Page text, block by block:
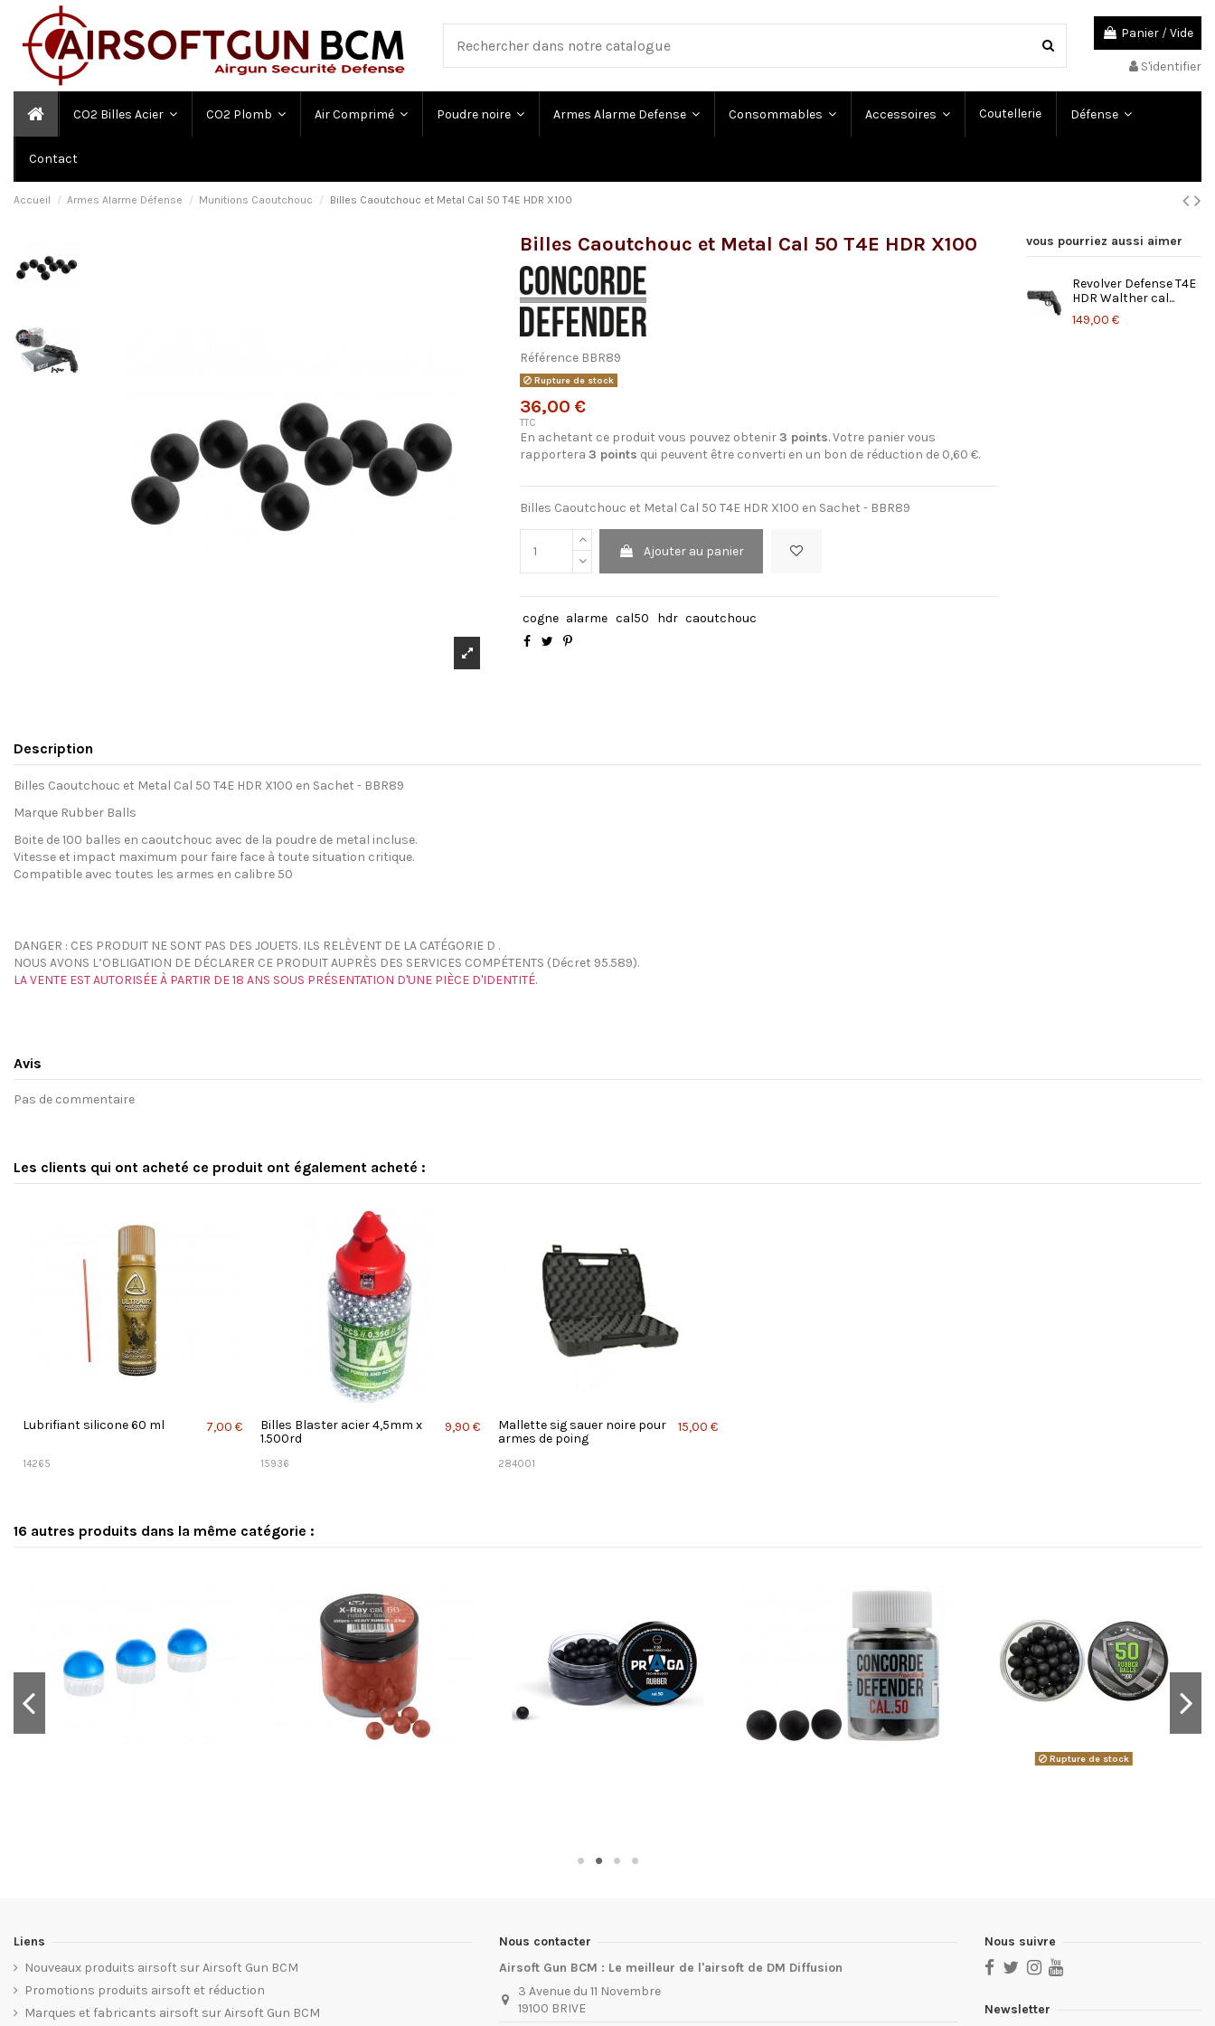
Panier /Vide
S'identifier
CO2 Billes Acier CO2 Plomb Air Comprimé Poudre noire Armes Alarme Defense Consommables Accessoires Coutellerie Défense
Contact
Accueil Armes Alarme Défense Munitions Caoutchouc Billes Caoutchouc et Metal Cal 50 T4E HDR X100
Billes Caoutchouc et Metal Cal 50 T4E HDR X100
Référence BBR89
Rupture de stock
36,00 €
TTC
En achetant ce produit vous pouvez obtenir3 points. Votre panier vous
rapportera 3 points qui peuvent être converti en un bon de réduction de 0,60 €.
Billes Caoutchouc et Metal Cal 50 T4E HDR X100 en Sachet - BBR89
Ajouter au panier
cogne alarme cal50 hdr caoutchouc
vous pourriez aussi aimer
Revolver Defense T4E
HDR Walther cal...
149,00 €
Description
Billes Caoutchouc et Metal Cal 50 T4E HDR X100 en Sachet - BBR89
Marque Rubber Balls
Boite de 100 balles en caoutchouc avec de la poudre de metal incluse.
Vitesse et impact maximum pour faire face à toute situation critique.
Compatible avec toutes les armes en calibre 50
DANGER : CES PRODUIT NE SONT PAS DES JOUETS. ILS RELÈVENT DE LA CATÉGORIE D .
NOUS AVONS L’OBLIGATION DE DÉCLARER CE PRODUIT AUPRÈS DES SERVICES COMPÉTENTS (Décret 95.589).
LA VENTE EST AUTORISÉE À PARTIR DE 18 ANS SOUS PRÉSENTATION D'UNE PIÈCE D'IDENTITÉ.
Avis
Pas de commentaire
Les clients qui ont acheté ce produit ont également acheté :
Lubrifiant silicone 60 ml
14265
7,00 €
Billes Blaster acier 4,5mm x
1.500rd
15936
9,90 €
Mallette sig sauer noire pour
armes de poing
284001
15,00 €
16 autres produits dans la même catégorie :
Rupture de stock
Liens
Nouveaux produits airsoft sur Airsoft Gun BCM
Promotions produits airsoft et réduction
Marques et fabricants airsoft sur Airsoft Gun BCM
Nous contacter
Airsoft Gun BCM : Le meilleur de l'airsoft de DM Diffusion
3 Avenue du 11 Novembre
19100 BRIVE
Nous suivre
Newsletter